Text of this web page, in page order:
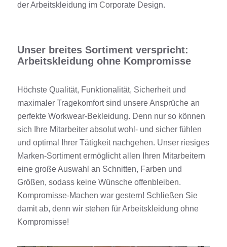
der Arbeitskleidung im Corporate Design.
Unser breites Sortiment verspricht:
Arbeitskleidung ohne Kompromisse
Höchste Qualität, Funktionalität, Sicherheit und
maximaler Tragekomfort sind unsere Ansprüche an
perfekte Workwear-Bekleidung. Denn nur so können
sich Ihre Mitarbeiter absolut wohl- und sicher fühlen
und optimal Ihrer Tätigkeit nachgehen. Unser riesiges
Marken-Sortiment ermöglicht allen Ihren Mitarbeitern
eine große Auswahl an Schnitten, Farben und
Größen, sodass keine Wünsche offenbleiben.
Kompromisse-Machen war gestern! Schließen Sie
damit ab, denn wir stehen für Arbeitskleidung ohne
Kompromisse!